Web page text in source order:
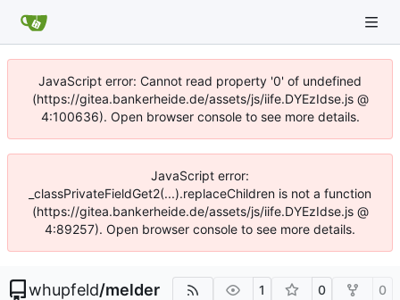
JavaScript error: Cannot read property '0' of undefined
(https://gitea.bankerheide.de/assets/js/iife.DYEzIdse.js @
4:100636). Open browser console to see more details.
JavaScript error:
_classPrivateFieldGet2(...).replaceChildren is not a function
(https://gitea.bankerheide.de/assets/js/iife.DYEzIdse.js @
4:89257). Open browser console to see more details.
whupfeld/melder 1 0 0